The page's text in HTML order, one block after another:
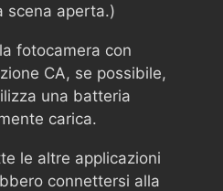
scena aperta.)
fotocamera con
CA, se possibile,
una batteria
carica.
le altre applicazioni
connettersi alla